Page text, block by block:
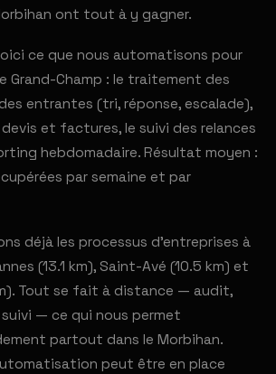
ont tout à y gagner.
ce que nous automatisons pour
Grand-Champ : le traitement des
entrantes (tri, réponse, escalade),
et factures, le suivi des relances
hebdomadaire. Résultat moyen :
par semaine et par
déjà les processus d'entreprises à
(13.1 km), Saint-Avé (10.5 km) et
Tout se fait à distance — audit,
— ce qui nous permet
partout dans le Morbihan.
peut être en place